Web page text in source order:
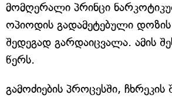
მომღერალი პრინცი
ოპიოდის გადამეტებული დოზის
შედეგად გარდაიცვალა. ამის
წერს.
გამოძიების პროცესში, ჩხრეკის